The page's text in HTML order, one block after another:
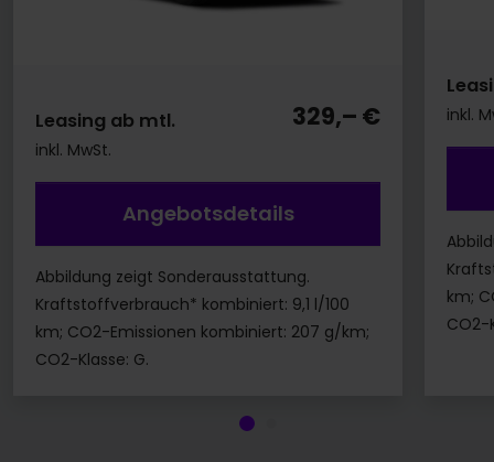
Leasing ab mtl. 329,– €
inkl. MwSt.
Angebotsdetails
Abbildung zeigt Sonderausstattung.
Kraftstoffverbrauch* kombiniert: 9,1 l/100
km; CO2-Emissionen kombiniert: 207 g/km;
CO2-Klasse: G.
inkl.
km;
CO2-